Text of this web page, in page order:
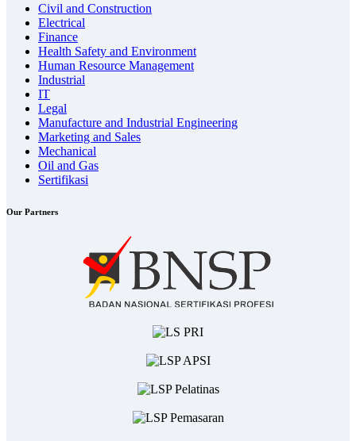
Civil and Construction
Electrical
Finance
Health Safety and Environment
Human Resource Management
Industrial
IT
Legal
Manufacture and Industrial Engineering
Marketing and Sales
Mechanical
Oil and Gas
Sertifikasi
Our Partners